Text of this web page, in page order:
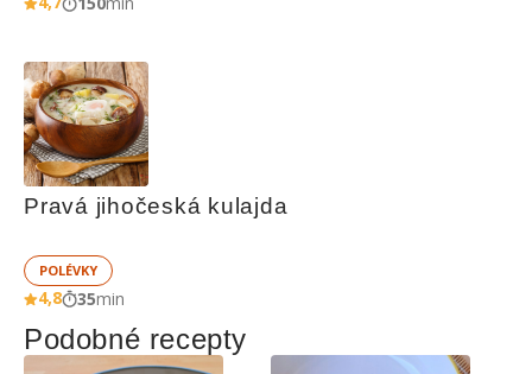
Pravá jihočeská kulajda
POLÉVKY
4,8 35min
Podobné recepty